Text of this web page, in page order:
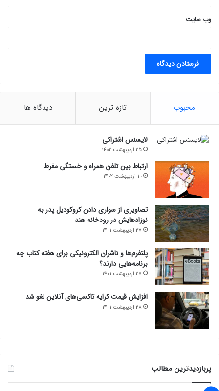
وب‌ سایت
محبوب تازه ترین دیدگاه ها
لایسنس اشتراکی
25 اردیبهشت 1402
ارتباط بین تلفن همراه و خستگی مفرط
10 اردیبهشت 1402
تصاویری از سواری دادن کروکودیل پدر به
نوزادهایش در رودخانه هند
27 اردیبهشت 1401
پلتفرم‌ها و ناشران الکترونیکی برای هفته کتاب چه
برنامه‌هایی دارند؟
27 اردیبهشت 1401
افزایش قیمت کرایه تاکسی‌های آنلاین لغو شد
28 اردیبهشت 1401
پربازدیدترین مطالب